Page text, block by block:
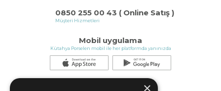
0850 255 00 43 ( Online Satış )
Müşteri Hizmetleri
Mobil uygulama
Kütahya Porselen mobil ile her platformda yanınızda